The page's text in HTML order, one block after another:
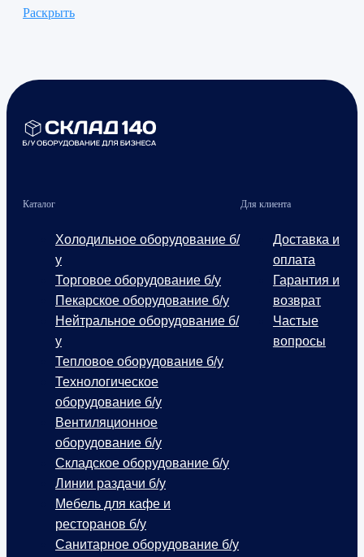
Раскрыть
Каталог
Холодильное оборудование б/
у
Торговое оборудование б/у
Пекарское оборудование б/у
Нейтральное оборудование б/
у
Тепловое оборудование б/у
Технологическое
оборудование б/у
Вентиляционное
оборудование б/у
Складское оборудование б/у
Линии раздачи б/у
Мебель для кафе и
ресторанов б/у
Санитарное оборудование б/у
Для клиента
Доставка и
оплата
Гарантия и
возврат
Частые
вопросы